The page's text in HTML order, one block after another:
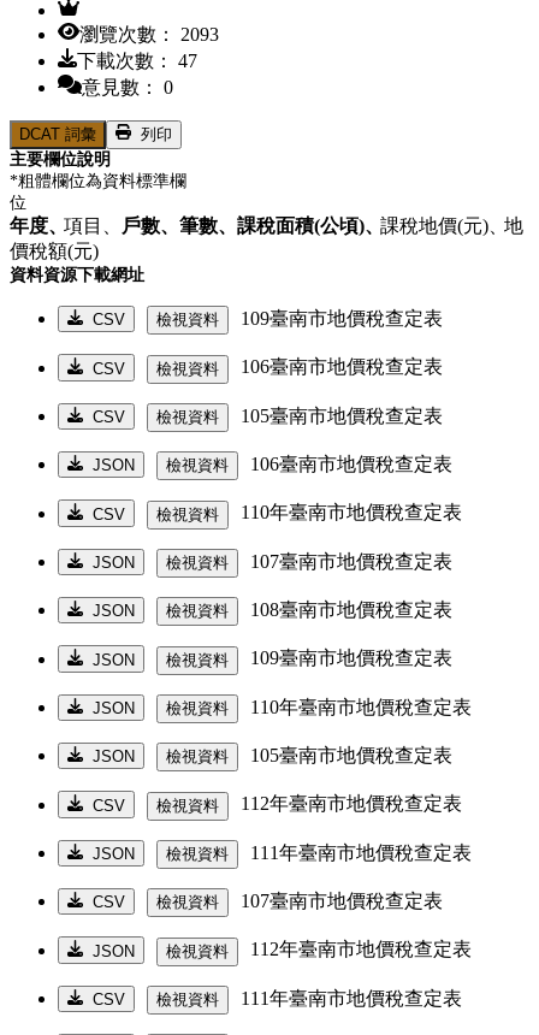
瀏覽次數： 2093
下載次數： 47
意見數： 0
DCAT 詞彙
列印
主要欄位說明
*粗體欄位為資料標準欄
位
年度、項目、 戶數、 筆數、 課稅面積(公頃)、課稅地價(元)、地
價稅額(元)
資料資源下載網址
CSV 檢視資料 109臺南市地價稅查定表
CSV 檢視資料 106臺南市地價稅查定表
CSV 檢視資料 105臺南市地價稅查定表
JSON 檢視資料 106臺南市地價稅查定表
CSV 檢視資料 110年臺南市地價稅查定表
JSON 檢視資料 107臺南市地價稅查定表
JSON 檢視資料 108臺南市地價稅查定表
JSON 檢視資料 109臺南市地價稅查定表
JSON 檢視資料 110年臺南市地價稅查定表
JSON 檢視資料 105臺南市地價稅查定表
CSV 檢視資料 112年臺南市地價稅查定表
JSON 檢視資料 111年臺南市地價稅查定表
CSV 檢視資料 107臺南市地價稅查定表
JSON 檢視資料 112年臺南市地價稅查定表
CSV 檢視資料 111年臺南市地價稅查定表